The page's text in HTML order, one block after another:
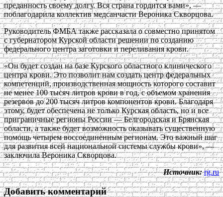
преданность своему долгу. Вся страна гордится вами», —
поблагодарила коллектив медсанчасти Вероника Скворцова.
Руководитель ФМБА также рассказала о совместно принятом
с губернатором Курской области решении по созданию
федерального центра заготовки и переливания крови.
«Он будет создан на базе Курского областного клинического
центра крови. Это позволит нам создать центр федеральных
компетенций, производственная мощность которого составит
не менее 100 тысяч литров крови в год, с объемом хранения
резервов до 200 тысяч литров компонентов крови. Благодаря
этому, будет обеспечена не только Курская область, но и все
приграничные регионы России — Белгородская и Брянская
области, а также будет возможность оказывать существенную
помощь четырем воссоединенным регионам. Это важный шаг
для развития всей национальной системы службы крови», —
заключила Вероника Скворцова.
Источник: rg.ru
Добавить комментарий